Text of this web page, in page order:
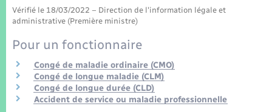
Nouvel habitant
Numérique
Organisation d’événement
Patrimoine – Histoire
Publications
La Communauté de communes
Vérifié le 18/03/2022 – Direction de l'information légale et
administrative (Première ministre)
Pour un fonctionnaire
Congé de maladie ordinaire (CMO)
Congé de longue maladie (CLM)
Congé de longue durée (CLD)
Accident de service ou maladie professionnelle